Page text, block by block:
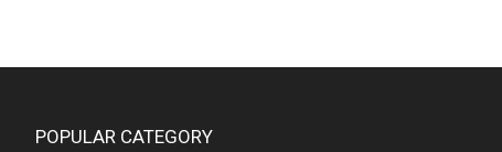
POPULAR CATEGORY